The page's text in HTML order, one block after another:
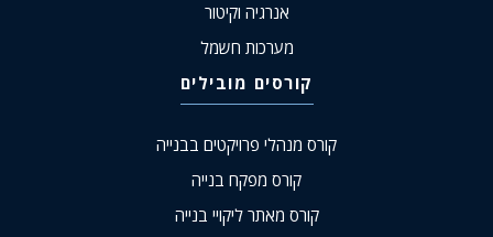
אנרגיה וקיטור
מערכות חשמל
קורסים מובילים
קורס מנהלי פרויקטים בבנייה
קורס מפקח בנייה
קורס מאתר ליקויי בנייה